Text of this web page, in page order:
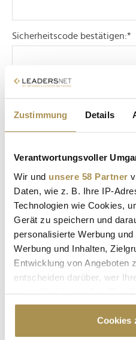
Zustimmung Details
Verantwortungsvoller
Wir und unsere 58 Partner
Daten, wie z. B. Ihre IP-
Technologien wie Cookies,
Gerät zu speichern und
personalisierte Werbung
Werbung und Inhalten,
Entwicklung von Angeboten
entscheiden darüber, wer
Cookie-Erklärung oder
Trigger Symbol ändern oder
Cookies
Sicherheitscode bestätigen:*
LEADERSNET.TV